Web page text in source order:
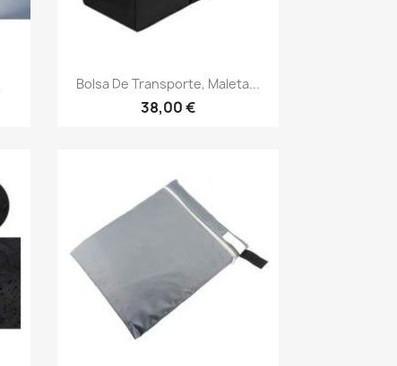
Vista rápida
Bolsa De Transporte, Maleta...
38,00 €